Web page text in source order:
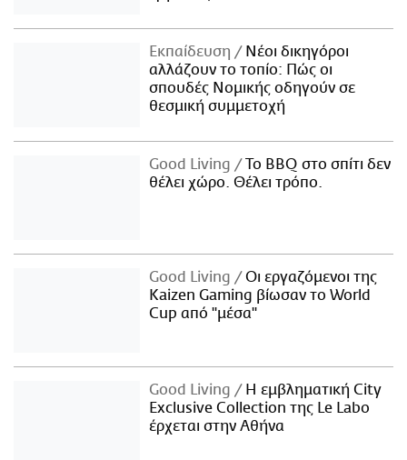
Εκπαίδευση
Νέοι δικηγόροι
αλλάζουν το τοπίο: Πώς οι
σπουδές Νομικής οδηγούν σε
θεσμική συμμετοχή
Good Living
Το BBQ στο σπίτι δεν
θέλει χώρο. Θέλει τρόπο.
Good Living
Οι εργαζόμενοι της
Kaizen Gaming βίωσαν το World
Cup από "μέσα"
Good Living
Η εμβληματική City
Exclusive Collection της Le Labo
έρχεται στην Αθήνα